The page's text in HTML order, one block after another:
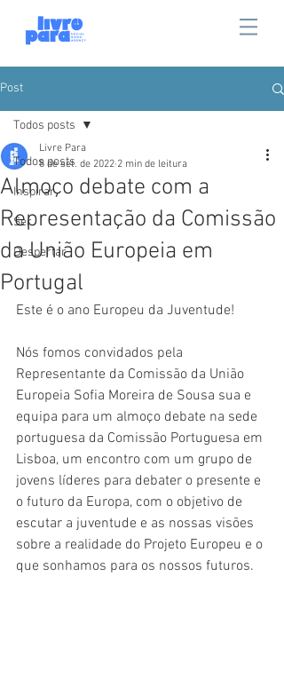
Post
Todos posts
Inspirar
Ser
Despertar
Todos posts
Almoço debate com a
Representação da Comissão
da União Europeia em
Portugal
Livre Para
8 de set. de 2022 2 min de leitura
Este é o ano Europeu da Juventude!
Nós fomos convidados pela
Representante da Comissão da União
Europeia Sofia Moreira de Sousa sua e
equipa para um almoço debate na sede
portuguesa da Comissão Portuguesa em
Lisboa, um encontro com um grupo de
jovens líderes para debater o presente e
o futuro da Europa, com o objetivo de
escutar a juventude e as nossas visões
sobre a realidade do Projeto Europeu e o
que sonhamos para os nossos futuros.